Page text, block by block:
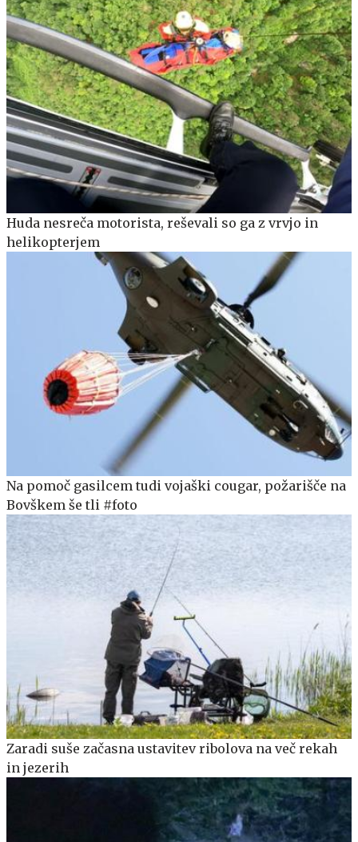
Huda nesreča motorista, reševali so ga z vrvjo in
helikopterjem
Na pomoč gasilcem tudi vojaški cougar, požarišče na
Bovškem še tli #foto
Zaradi suše začasna ustavitev ribolova na več rekah
in jezerih